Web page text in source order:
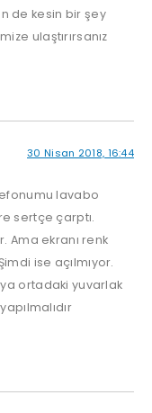
de kesin bir şey
ulaştırırsanız
30 Nisan 2018, 16:44
lavabo
sertçe çarptı.
Ama ekranı renk
ise açılmıyor.
ortadaki yuvarlak